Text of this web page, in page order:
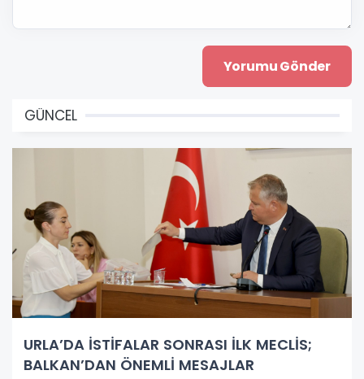
GÜNCEL
URLA’DA İSTİFALAR SONRASI İLK MECLİS;
BALKAN’DAN ÖNEMLİ MESAJLAR